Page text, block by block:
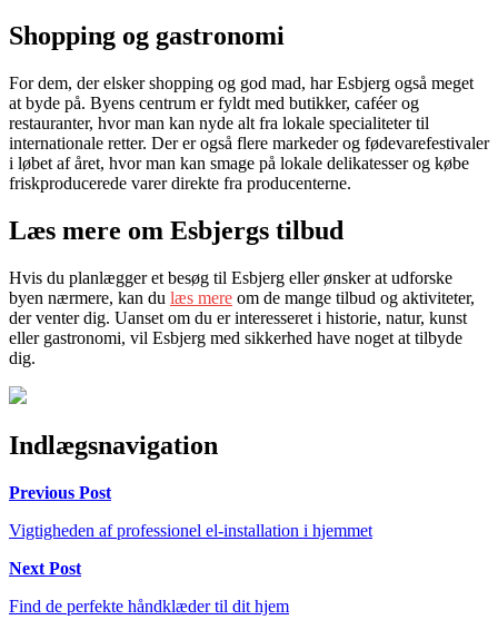
Shopping og gastronomi
For dem, der elsker shopping og god mad, har Esbjerg også meget
at byde på. Byens centrum er fyldt med butikker, caféer og
restauranter, hvor man kan nyde alt fra lokale specialiteter til
internationale retter. Der er også flere markeder og fødevarefestivaler
i løbet af året, hvor man kan smage på lokale delikatesser og købe
friskproducerede varer direkte fra producenterne.
Læs mere om Esbjergs tilbud
Hvis du planlægger et besøg til Esbjerg eller ønsker at udforske
byen nærmere, kan du læs mere om de mange tilbud og aktiviteter,
der venter dig. Uanset om du er interesseret i historie, natur, kunst
eller gastronomi, vil Esbjerg med sikkerhed have noget at tilbyde
dig.
Indlægsnavigation
Previous Post
Vigtigheden af professionel el-installation i hjemmet
Next Post
Find de perfekte håndklæder til dit hjem